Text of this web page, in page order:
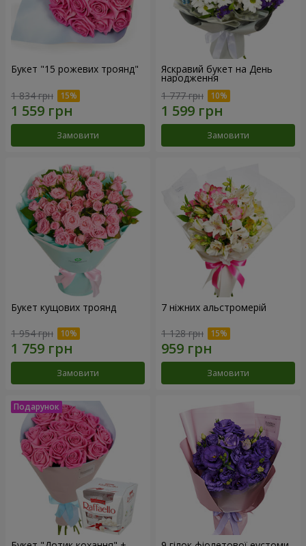
Букет "15 рожевих троянд"
1 834 грн
Замовити
Яскравий букет на День
народження
1 777 грн
Замовити
Букет кущових троянд
1 954 грн
Замовити
7 ніжних альстромерій
1 128 грн
Замовити